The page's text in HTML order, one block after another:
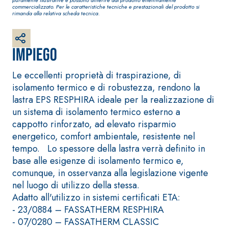
Impiego
Le eccellenti proprietà di traspirazione, di
isolamento termico e di robustezza, rendono la
lastra EPS RESPHIRA ideale per la realizzazione di
un sistema di isolamento termico esterno a
cappotto rinforzato, ad elevato risparmio
energetico, comfort ambientale, resistente nel
tempo. Lo spessore della lastra verrà definito in
base alle esigenze di isolamento termico e,
comunque, in osservanza alla legislazione vigente
nel luogo di utilizzo della stessa.
Adatto all'utilizzo in sistemi certificati ETA:
- 23/0884 – FASSATHERM RESPHIRA
- 07/0280 – FASSATHERM CLASSIC
commercializzato. Per le caratteristiche tecniche e prestazionali del prodotto si
rimanda alla relativa scheda tecnica.
a base di calce aerea,
Sistema RIPRISTINO DEL
CALCESTRUZZO
PRODOTTI TIXOTROPICI
GEOACTIVE R4 40
Malta rapida
contenente speciali
leganti solfatoresistenti,
Sistema POSA
RIVESTIMENTI
FASSAFLOOR –
POSA
FASSAFLOOR LA
Lisciatura
a base di